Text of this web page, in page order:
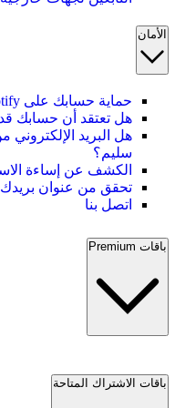
الأمان
حماية حسابك على Spotify
هل تعتقد أن حسابك
سليم؟
الكشف عن إساءة
تحقق من عنوان بريدك
اتصل بنا
باقات Premium
باقات الاشتراك المتاحة